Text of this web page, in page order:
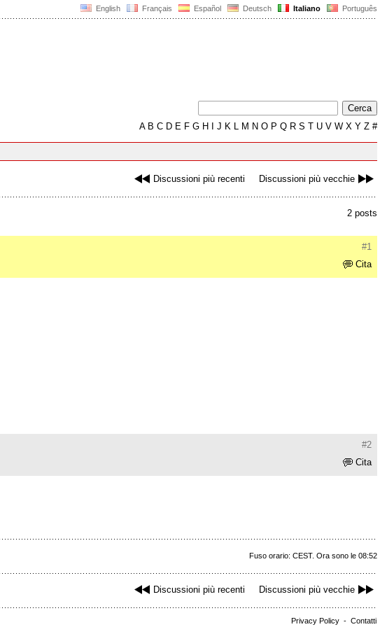
English Français Español Deutsch Italiano Português
AB C D E F G H J K L M N O P Q R S T U V W X Y Z #
Discussioni più recenti Discussioni più vecchie
2 posts
#1
Cita
#2
Cita
Fuso orario: CEST. Ora sono le 08:52
Discussioni più recenti Discussioni più vecchie
Privacy Policy - Contatti